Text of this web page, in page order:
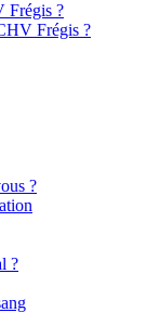
Frégis ?
Frégis ?
?
?